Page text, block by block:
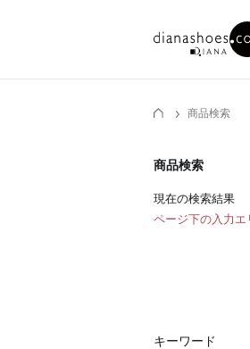
商品検索
商品検索
現在の検索結果
ページ下の入力エ
キーワード